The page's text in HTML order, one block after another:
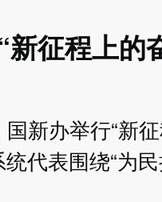
新征程上的
新办举行“新
代表围绕“为